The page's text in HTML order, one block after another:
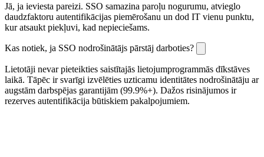
Jā, ja ieviesta pareizi. SSO samazina paroļu nogurumu, atvieglo
daudzfaktoru autentifikācijas piemērošanu un dod IT vienu punktu,
kur atsaukt piekļuvi, kad nepieciešams.
Kas notiek, ja SSO nodrošinātājs pārstāj darboties?
Lietotāji nevar pieteikties saistītajās lietojumprogrammās dīkstāves
laikā. Tāpēc ir svarīgi izvēlēties uzticamu identitātes nodrošinātāju ar
augstām darbspējas garantijām (99.9%+). Dažos risinājumos ir
rezerves autentifikācija būtiskiem pakalpojumiem.